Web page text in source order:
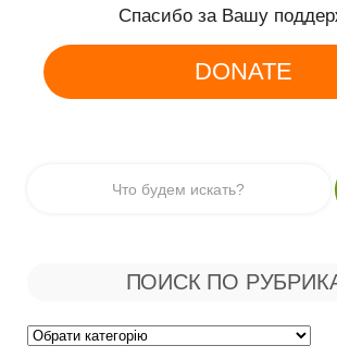
Спасибо за Вашу
DONATE
ПОИСК ПО
Поиск